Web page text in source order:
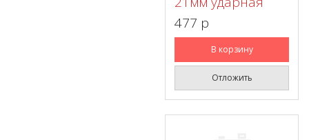
477 p
В корзину
Отложить